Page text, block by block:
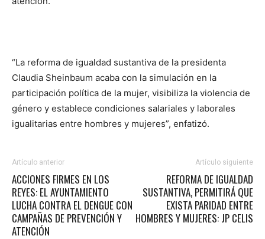
“La reforma de igualdad sustantiva de la presidenta
Claudia Sheinbaum acaba con la simulación en la
participación política de la mujer, visibiliza la violencia de
género y establece condiciones salariales y laborales
igualitarias entre hombres y mujeres”, enfatizó.
Artículo anterior
ACCIONES FIRMES EN LOS
REYES: EL AYUNTAMIENTO
LUCHA CONTRA EL DENGUE CON
CAMPAÑAS DE PREVENCIÓN Y
ATENCIÓN
Artículo siguiente
REFORMA DE IGUALDAD
SUSTANTIVA, PERMITIRÁ QUE
EXISTA PARIDAD ENTRE
HOMBRES Y MUJERES: JP CELIS